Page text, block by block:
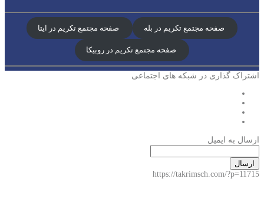
صفحه مجتمع تکریم در بله صفحه مجتمع تکریم در ایتا
صفحه مجتمع تکریم در روبیکا
اشتراک گذاری در شبکه های اجتماعی
ارسال به ایمیل
ارسال
https://takrimsch.com/?p=11715